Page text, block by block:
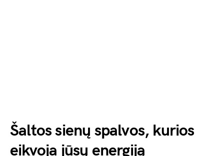
Šaltos sienų spalvos, kurios
eikvoja jūsų energiją